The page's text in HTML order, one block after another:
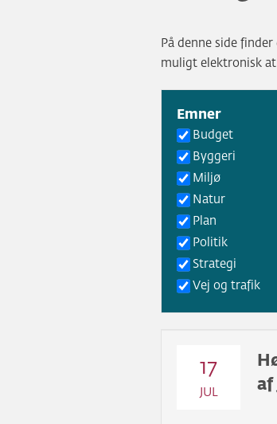
På denne side
muligt elektronisk
Emner
Budget
Byggeri
Miljø
Natur
Plan
Politik
Strategi
Vej og trafik
17
JUL
af